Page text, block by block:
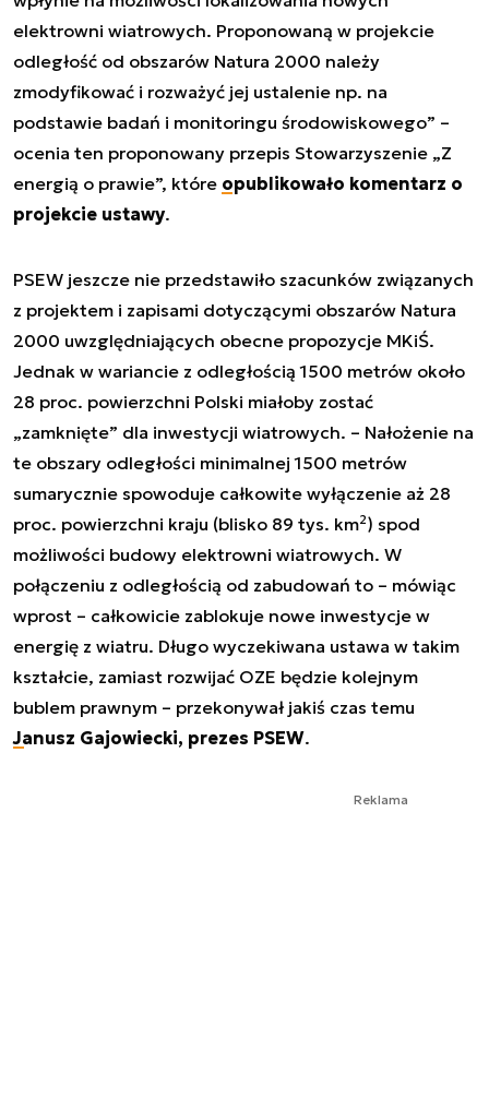
elektrowni wiatrowych. Proponowaną w projekcie
odległość od obszarów Natura 2000 należy
zmodyfikować i rozważyć jej ustalenie np. na
podstawie badań i monitoringu środowiskowego” –
ocenia ten proponowany przepis Stowarzyszenie „Z
energią o prawie”, które opublikowało komentarz o
projekcie ustawy.
PSEW jeszcze nie przedstawiło szacunków związanych
z projektem i zapisami dotyczącymi obszarów Natura
2000 uwzględniających obecne propozycje MKiŚ.
Jednak w wariancie z odległością 1500 metrów około
28 proc. powierzchni Polski miałoby zostać
„zamknięte” dla inwestycji wiatrowych. – Nałożenie na
te obszary odległości minimalnej 1500 metrów
sumarycznie spowoduje całkowite wyłączenie aż 28
proc. powierzchni kraju (blisko 89 tys. km2) spod
możliwości budowy elektrowni wiatrowych. W
połączeniu z odległością od zabudowań to – mówiąc
wprost – całkowicie zablokuje nowe inwestycje w
energię z wiatru. Długo wyczekiwana ustawa w takim
kształcie, zamiast rozwijać OZE będzie kolejnym
bublem prawnym – przekonywał jakiś czas temu
Janusz Gajowiecki, prezes PSEW.
Reklama